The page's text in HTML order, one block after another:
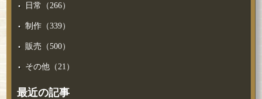
日常（266）
制作（339）
販売（500）
その他（21）
最近の記事